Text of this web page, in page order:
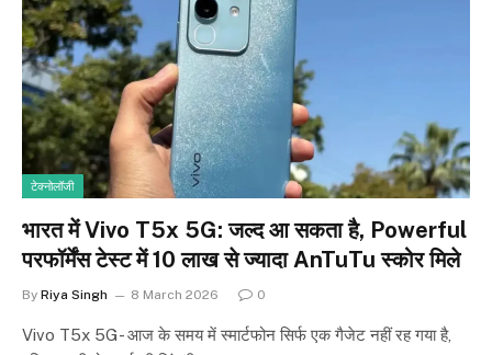
टेक्नोलॉजी
भारत में Vivo T5x 5G: जल्द आ सकता है, Powerful
परफॉर्मेंस टेस्ट में 10 लाख से ज्यादा AnTuTu स्कोर मिले
By Riya Singh 8 March 2026 0
Vivo T5x 5G- आज के समय में स्मार्टफोन सिर्फ एक गैजेट नहीं रह गया है,